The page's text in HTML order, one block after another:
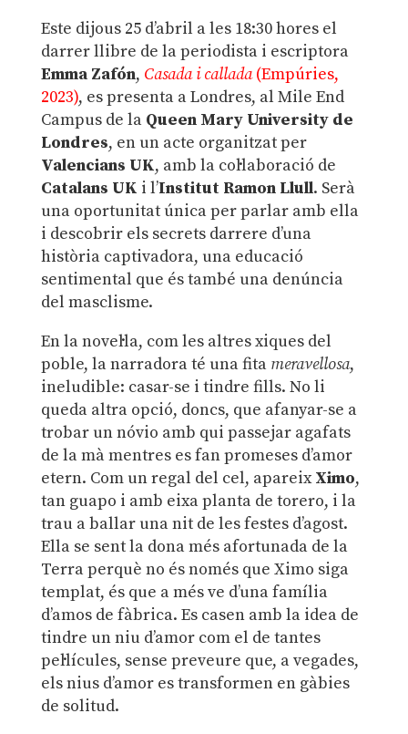
Este dijous 25 d’abril a les 18:30 hores el
darrer llibre de la periodista i escriptora
Emma Zafón, Casada i callada(Empúries,
2023), es presenta a Londres, al Mile End
Campus de la Queen Mary University de
Londres, en un acte organitzat per
Valencians UK, amb la col·laboració de
Catalans UK i l’Institut Ramon Llull. Serà
una oportunitat única per parlar amb ella
i descobrir els secrets darrere d’una
història captivadora, una educació
sentimental que és també una denúncia
del masclisme.
En la novel·la, com les altres xiques del
poble, la narradora té una fita meravellosa,
ineludible: casar-se i tindre fills. No li
queda altra opció, doncs, que afanyar-se a
trobar un nóvio amb qui passejar agafats
de la mà mentres es fan promeses d’amor
etern. Com un regal del cel, apareixXimo,
tan guapo i amb eixa planta de torero, i la
trau a ballar una nit de les festes d’agost.
Ella se sent la dona més afortunada de la
Terra perquè no és només que Ximo siga
templat, és que a més ve d’una família
d’amos de fàbrica. Es casen amb la idea de
tindre un niu d’amor com el de tantes
pel·lícules, sense preveure que, a vegades,
els nius d’amor es transformen en gàbies
de solitud.